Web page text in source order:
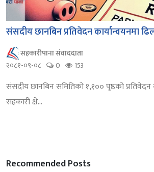
संसदीय छानबिन प्रतिवेदन कार्यान्वयनमा
सहकारीपाना संवाददाता
२०८१-०९-०८
0 153
संसदीय छानबिन समितिको १,१०० पृष्ठको प्रतिवेदन
सहकारी क्षे...
Recommended Posts